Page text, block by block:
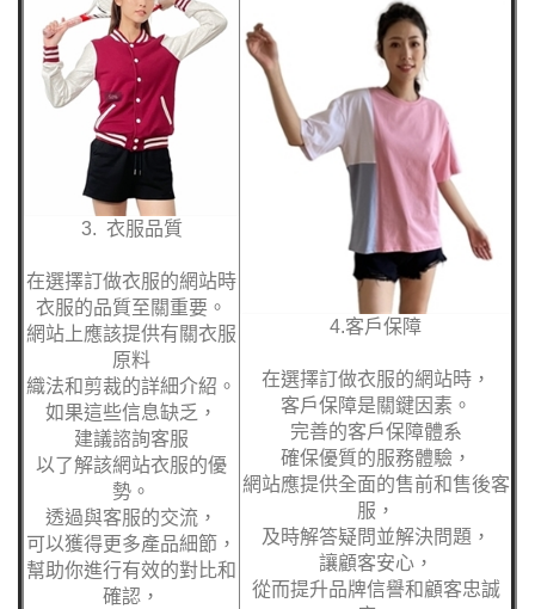
3. 衣服品質
在選擇訂做衣服的網站時
衣服的品質至關重要。
網站上應該提供有關衣服
原料
織法和剪裁的詳細介紹。
如果這些信息缺乏，
建議諮詢客服
以了解該網站衣服的優
勢。
透過與客服的交流，
可以獲得更多產品細節，
幫助你進行有效的對比和
確認，
4.客戶保障
在選擇訂做衣服的網站時，
客戶保障是關鍵因素。
完善的客戶保障體系
確保優質的服務體驗，
網站應提供全面的售前和售後客
服，
及時解答疑問並解決問題，
讓顧客安心，
從而提升品牌信譽和顧客忠誠